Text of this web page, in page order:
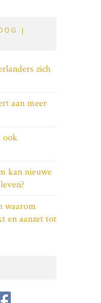
|
zich
aan meer
ook
kan nieuwe
waarom
en aanzet tot